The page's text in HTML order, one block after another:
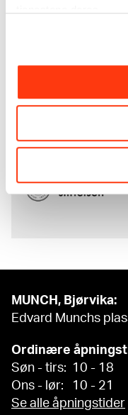
samling og
komplette
MUNCH, Bjørvika:
Edvard Munchs
Ordinære
Søn - tirs: 10 - 18
Ons - lør: 10 - 21
Se alle åpningstider